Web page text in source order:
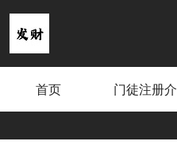
首页 门徒注册介